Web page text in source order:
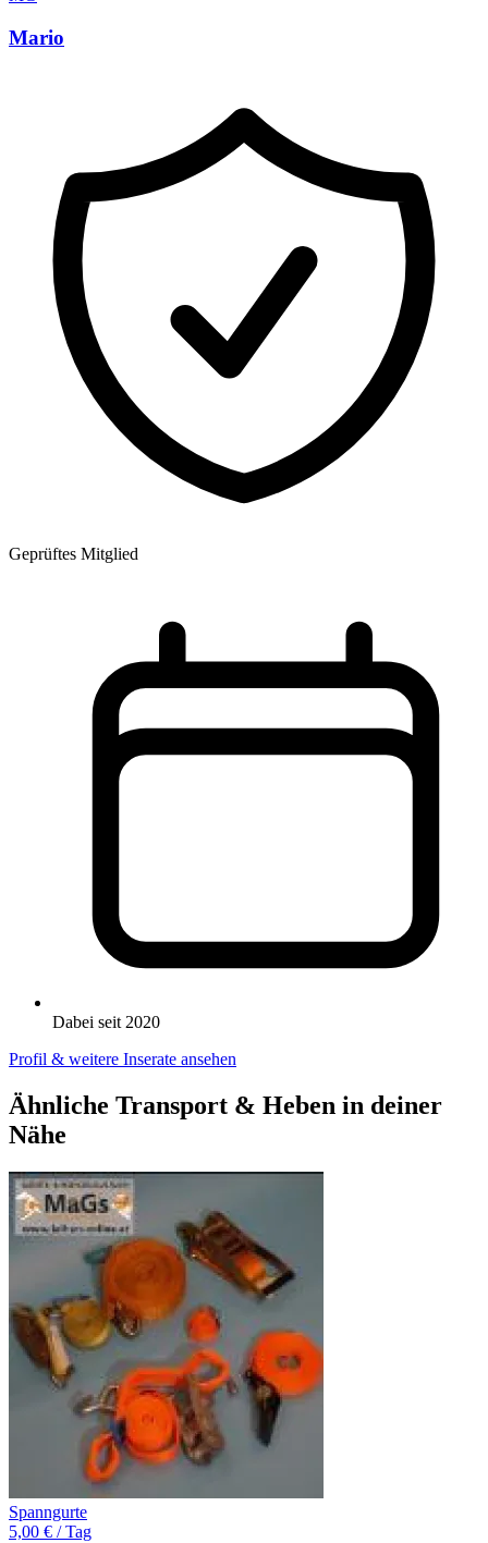
Mario
Geprüftes Mitglied
Dabei seit 2020
Profil & weitere Inserate ansehen
Ähnliche Transport & Heben in deiner
Nähe
Spanngurte
5,00 € / Tag